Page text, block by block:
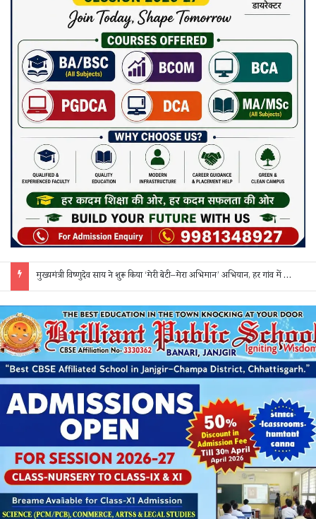
मुख्यमंत्री विष्णुदेव साय ने शुरू किया ‘मेरी बेटी–मेरा अभिमान’ अभियान, हर गांव में मुक्तिधाम और हर स्कूल में बालिका शौचालय